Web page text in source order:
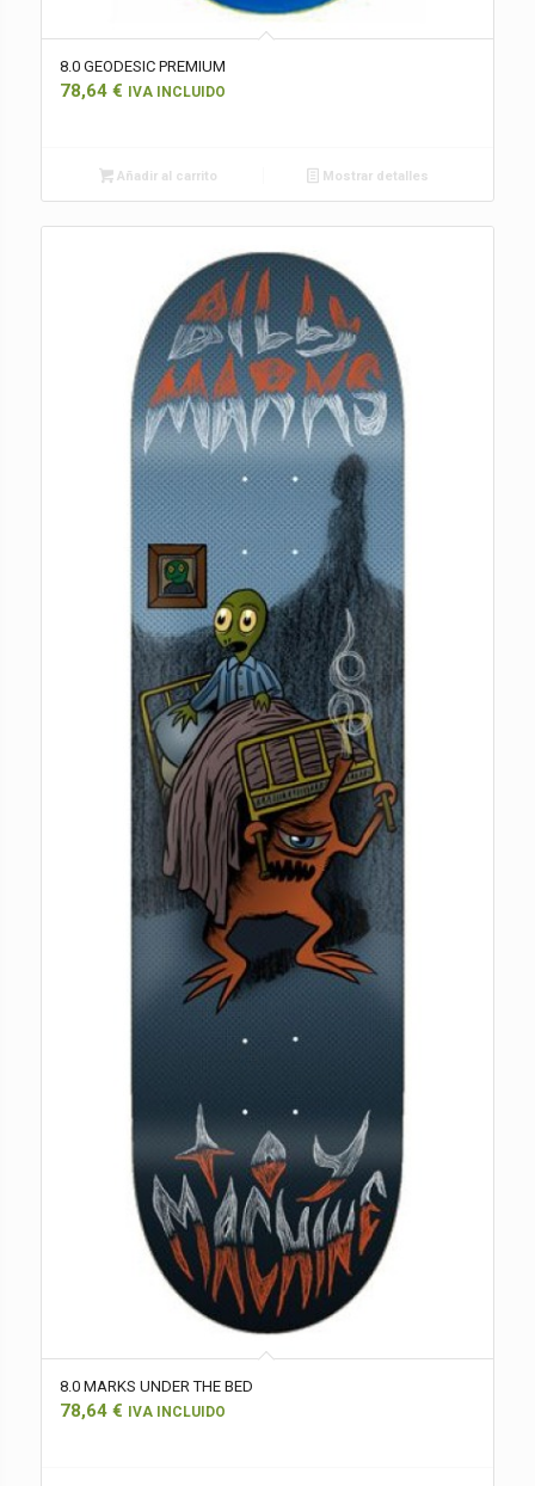
8.0 GEODESIC PREMIUM
78,64 € IVA INCLUIDO
Añadir al carrito Mostrar detalles
8.0 MARKS UNDER THE BED
78,64 € IVA INCLUIDO